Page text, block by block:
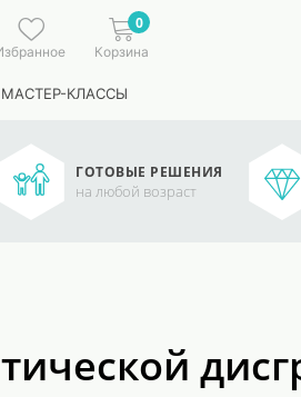
0
Корзина
КЛАССЫ
ГОТОВЫЕ РЕШЕНИЯ
на любой возраст